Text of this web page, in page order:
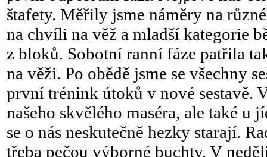
štafety. Měřily jsme náměry na
na chvíli na věž a mladší kategorie
z bloků. Sobotní ranní fáze patřila
na věži. Po obědě jsme se všechny
první trénink útoků v nové sestavě.
našeho skvělého maséra, ale také u
se o nás neskutečně hezky starají.
třeba pečou výborné buchty. V